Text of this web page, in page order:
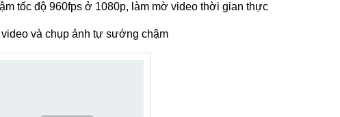
tốc độ 960fps ở 1080p, làm mờ video thời gian thực
và chụp ảnh tự sướng chậm